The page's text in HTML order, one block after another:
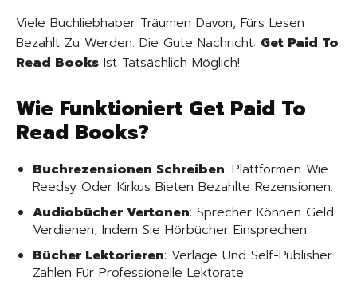
Viele Buchliebhaber Träumen Davon, Fürs Lesen
Bezahlt Zu Werden. Die Gute Nachricht: Get Paid To
Read Books Ist Tatsächlich Möglich!
Wie Funktioniert Get Paid To
Read Books?
Buchrezensionen Schreiben: Plattformen Wie
Reedsy Oder Kirkus Bieten Bezahlte Rezensionen.
Audiobücher Vertonen: Sprecher Können Geld
Verdienen, Indem Sie Hörbücher Einsprechen.
Bücher Lektorieren: Verlage Und Self-Publisher
Zahlen Für Professionelle Lektorate.